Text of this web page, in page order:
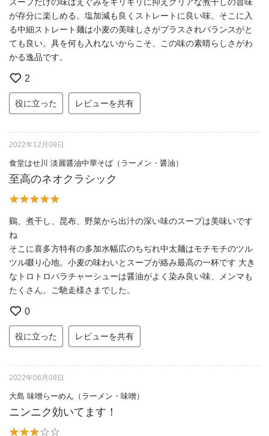
が存分に楽しめる。塩加減も良くストレートに良い味。そこに入
る中細ストレート麺は小麦の美味しさがプラスされバランスがと
ても良い。具を何も入れないからこそ、この味の素晴らしさがわ
かる逸品です。
2
役に立った レビューを共有
2022年12月09日
食堂はせ川 淡麗醤油中華そば（ラーメン・醤油）
至高のネオクラシック
鷄、煮干し、昆布、野菜から出汁の深い味のスープは美味いです
ね
そこに喜多方特有の多加水幅広のちぢれ中太麺はモチモチのツル
ツル啜り心地。小麦の味わいとスープが絡み最高の一杯です 大き
なトロトロバラチャーシューは醤油がよく染み良い味、メンマも
たくさん。ご馳走様さまでした。
0
役に立った レビューを共有
2022年06月08日
大島 味噌らーめん（ラーメン・味噌）
ニンニク効いてます！